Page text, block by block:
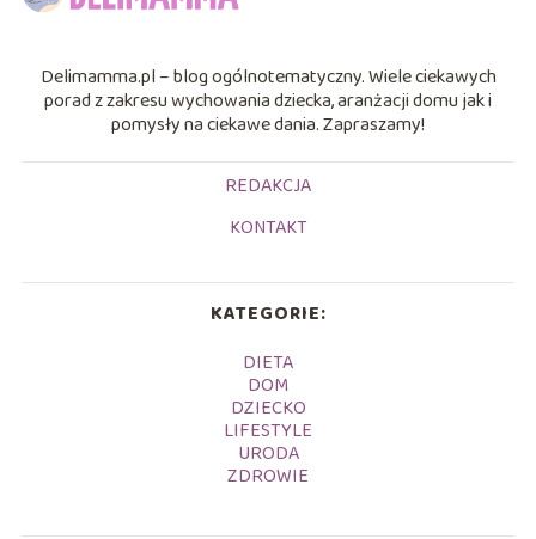
Delimamma.pl – blog ogólnotematyczny. Wiele ciekawych
porad z zakresu wychowania dziecka, aranżacji domu jak i
pomysły na ciekawe dania. Zapraszamy!
REDAKCJA
KONTAKT
KATEGORIE:
DIETA
DOM
DZIECKO
LIFESTYLE
URODA
ZDROWIE